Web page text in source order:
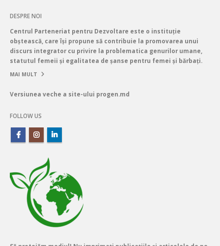
DESPRE NOI
Centrul Parteneriat pentru Dezvoltare este o instituție
obștească, care își propune să contribuie la promovarea unui
discurs integrator cu privire la problematica genurilor umane,
statutul femeii și egalitatea de șanse pentru femei și bărbați.
MAI MULT
Versiunea veche a site-ului progen.md
FOLLOW US